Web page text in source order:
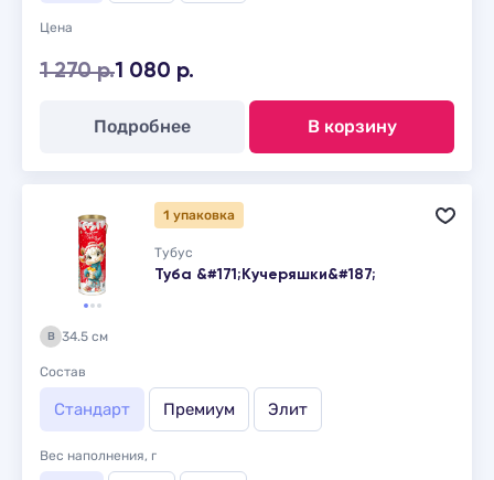
Цена
1 270 р.1 080 р.
Подробнее В корзину
1 упаковка
Тубус
Туба &#171;Кучеряшки&#187;
В 34.5 см
Состав
Стандарт Премиум Элит
Вес наполнения, г